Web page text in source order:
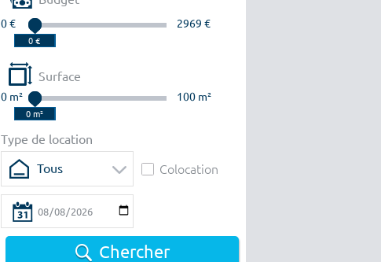
0 € 2969 €
Surface
0 m² 100 m²
Type de location
Tous
Colocation
Chercher